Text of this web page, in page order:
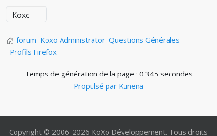
forum Koxo Administrator Questions Générales
Profils Firefox
Temps de génération de la page : 0.345 secondes
Propulsé par Kunena
Copyright © 2006-2026 KoXo Développement. Tous droits